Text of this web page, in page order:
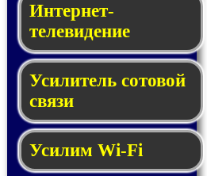
Интернет-
телевидение
Усилитель сотовой
связи
Усилим Wi-Fi